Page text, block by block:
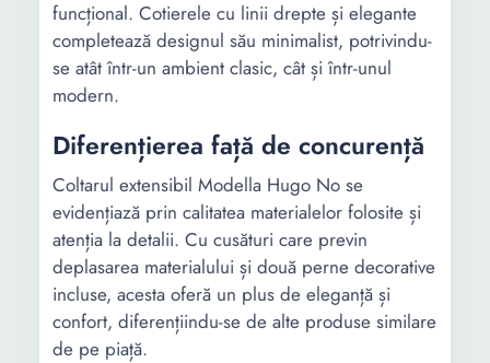
funcțional. Cotierele cu linii drepte și elegante
completează designul său minimalist, potrivindu-
se atât într-un ambient clasic, cât și într-unul
modern.
Diferențierea față de concurență
Coltarul extensibil Modella Hugo No se
evidențiază prin calitatea materialelor folosite și
atenția la detalii. Cu cusături care previn
deplasarea materialului și două perne decorative
incluse, acesta oferă un plus de eleganță și
confort, diferențiindu-se de alte produse similare
de pe piață.